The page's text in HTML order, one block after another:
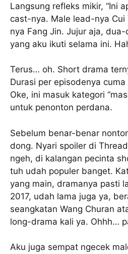
Langsung refleks mikir, “Ini
cast-nya. Male lead-nya Cui
nya Fang Jin. Jujur aja,
yang aku ikuti selama ini.
Terus… oh. Short drama
Durasi per episodenya
Oke, ini masuk kategori
untuk penonton perdana.
Sebelum benar-benar
dong. Nyari spoiler di
ngeh, di kalangan pecinta
tuh udah populer banget.
yang main, dramanya pasti
2017, udah lama juga ya,
seangkatan Wang Churan
long-drama kali ya. Ohhh…
Aku juga sempat ngecek